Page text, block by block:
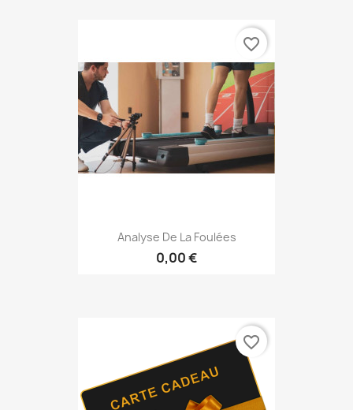
Analyse De La Foulées
0,00 €
favorite_border
favorite_border